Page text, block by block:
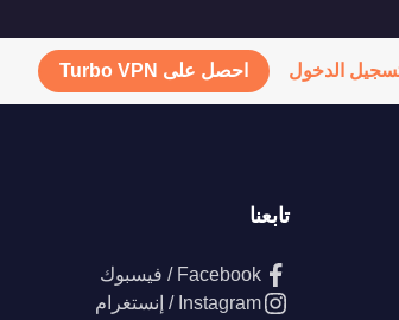
الدخول احصل على Turbo VPN
تابعنا
Facebook / فيسبوك
Instagram / إنستغرام